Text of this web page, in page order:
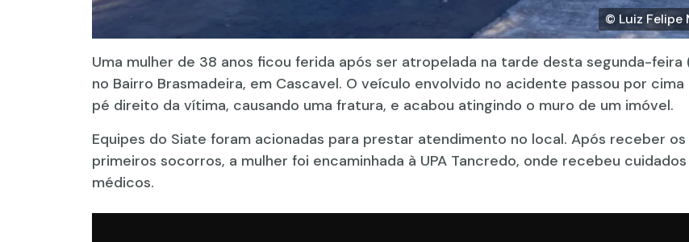
© Luiz Felipe
Uma mulher de 38 anos ficou ferida após ser atropelada na tarde desta segunda-feira
no Bairro Brasmadeira, em Cascavel. O veículo envolvido no acidente passou por cima
pé direito da vítima, causando uma fratura, e acabou atingindo o muro de um imóvel.
Equipes do Siate foram acionadas para prestar atendimento no local. Após receber os
primeiros socorros, a mulher foi encaminhada à UPA Tancredo, onde recebeu cuidados
médicos.